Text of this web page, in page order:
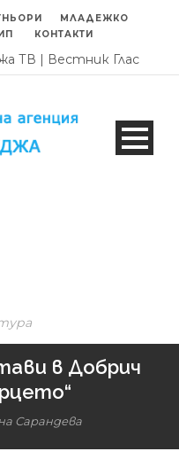
МЛАДЕЖКО
КОНТАКТИ
ТВ | Вестник Глас
в Добрич
Сарандева